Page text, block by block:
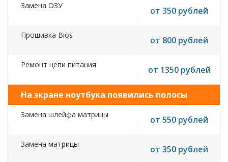
Замена ОЗУ от 350 рублей
Прошивка Bios от 800 рублей
Ремонт цепи питания от 1350 рублей
На экране ноутбука появились полосы
Замена шлейфа матрицы от 550 рублей
Замена матрицы от 350 рублей